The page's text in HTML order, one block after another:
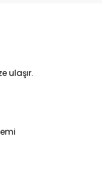
ulaşır.